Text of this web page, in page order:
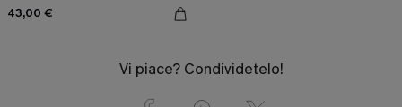
43,00 €
Vi piace? Condividetelo!